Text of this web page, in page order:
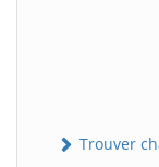
Trouver